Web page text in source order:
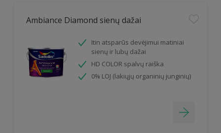
Ambiance Diamond sienų dažai
Itin atsparūs devėjimui matiniai
sienų ir lubų dažai
HD COLOR spalvų raiška
0% LOJ (lakiųjų organinių junginių)